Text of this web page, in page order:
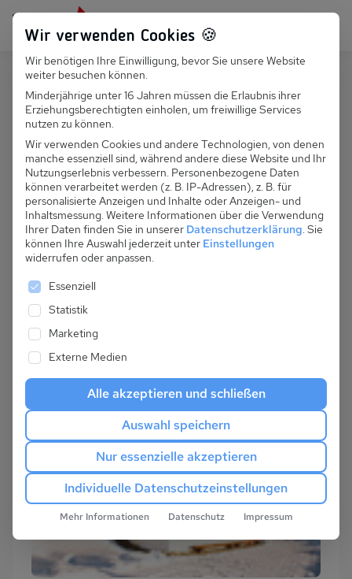
Persönlich für dich da: +49 251 899 050
Suchfeld
Suchen
CH 116.006 - Ferienhaus Glaretsch
Wir verwenden Cookies 🍪
Wir benötigen Ihre Einwilligung, bevor Sie unsere Website
weiter besuchen können.
Minderjährige unter 16 Jahren müssen die Erlaubnis ihrer
Erziehungsberechtigten einholen, um freiwillige Services
nutzen zu können.
Wir verwenden Cookies und andere Technologien, von denen
manche essenziell sind, während andere diese Website und Ihr
Nutzungserlebnis verbessern. Personenbezogene Daten
können verarbeitet werden (z. B. IP-Adressen), z. B. für
personalisierte Anzeigen und Inhalte oder Anzeigen- und
Inhaltsmessung. Weitere Informationen über die Verwendung
Ihrer Daten finden Sie in unserer Datenschutzerklärung. Sie
können Ihre Auswahl jederzeit unter Einstellungen
widerrufen oder anpassen.
Es folgt eine Liste der Service-Gruppen, für die
Essenziell
Statistik
Marketing
Externe Medien
Alle akzeptieren und schließen
Auswahl speichern
Nur essenzielle akzeptieren
Individuelle Datenschutzeinstellungen
Mehr Informationen Datenschutz Impressum